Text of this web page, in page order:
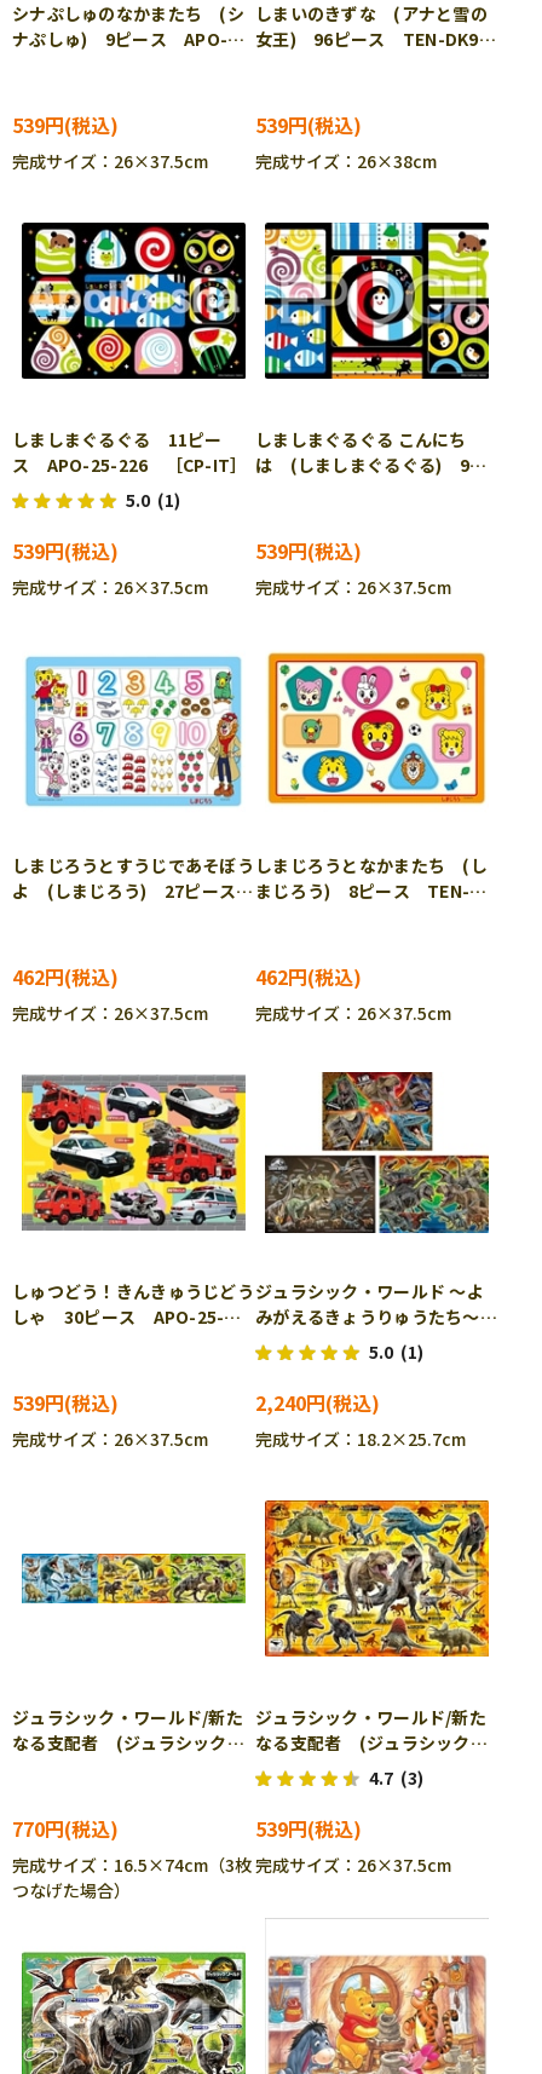
シナぷしゅのなかまたち (シ
ナぷしゅ) 9ピース APO-
539円
完成サイズ：26×37.5cm
しまいのきずな (アナと雪の
女王) 96ピース TEN-DK96-
539円
完成サイズ：26×38cm
しましまぐるぐる 11ピー
ス APO-25-226 ［CP-IT］
5.0 (1)
539円
完成サイズ：26×37.5cm
しましまぐるぐる こんにち
は (しましまぐるぐる) 9ピ
539円
完成サイズ：26×37.5cm
しまじろうとすうじであそぼう
よ (しまじろう) 27ピース
462円
完成サイズ：26×37.5cm
しまじろうとなかまたち (し
まじろう) 8ピース TEN-
462円
完成サイズ：26×37.5cm
しゅつどう！きんきゅうじどう
しゃ 30ピース APO-25-
539円
完成サイズ：26×37.5cm
ジュラシック・ワールド ～よ
みがえるきょうりゅうたち～
(ジュラシック・ワールド) 72
ピース EPO-62-305 ［CP-
SU］［CP-IT］
5.0 (1)
2,240円
完成サイズ：18.2×25.7cm
ジュラシック・ワールド/新た
なる支配者 (ジュラシックワ
770円
完成サイズ：16.5×74cm（3枚
つなげた場合）
ジュラシック・ワールド/新た
なる支配者 (ジュラシックワ
ールド) 85ピース APO-25-
202 ［CP-SU］［CP-IT］
4.7 (3)
539円
完成サイズ：26×37.5cm